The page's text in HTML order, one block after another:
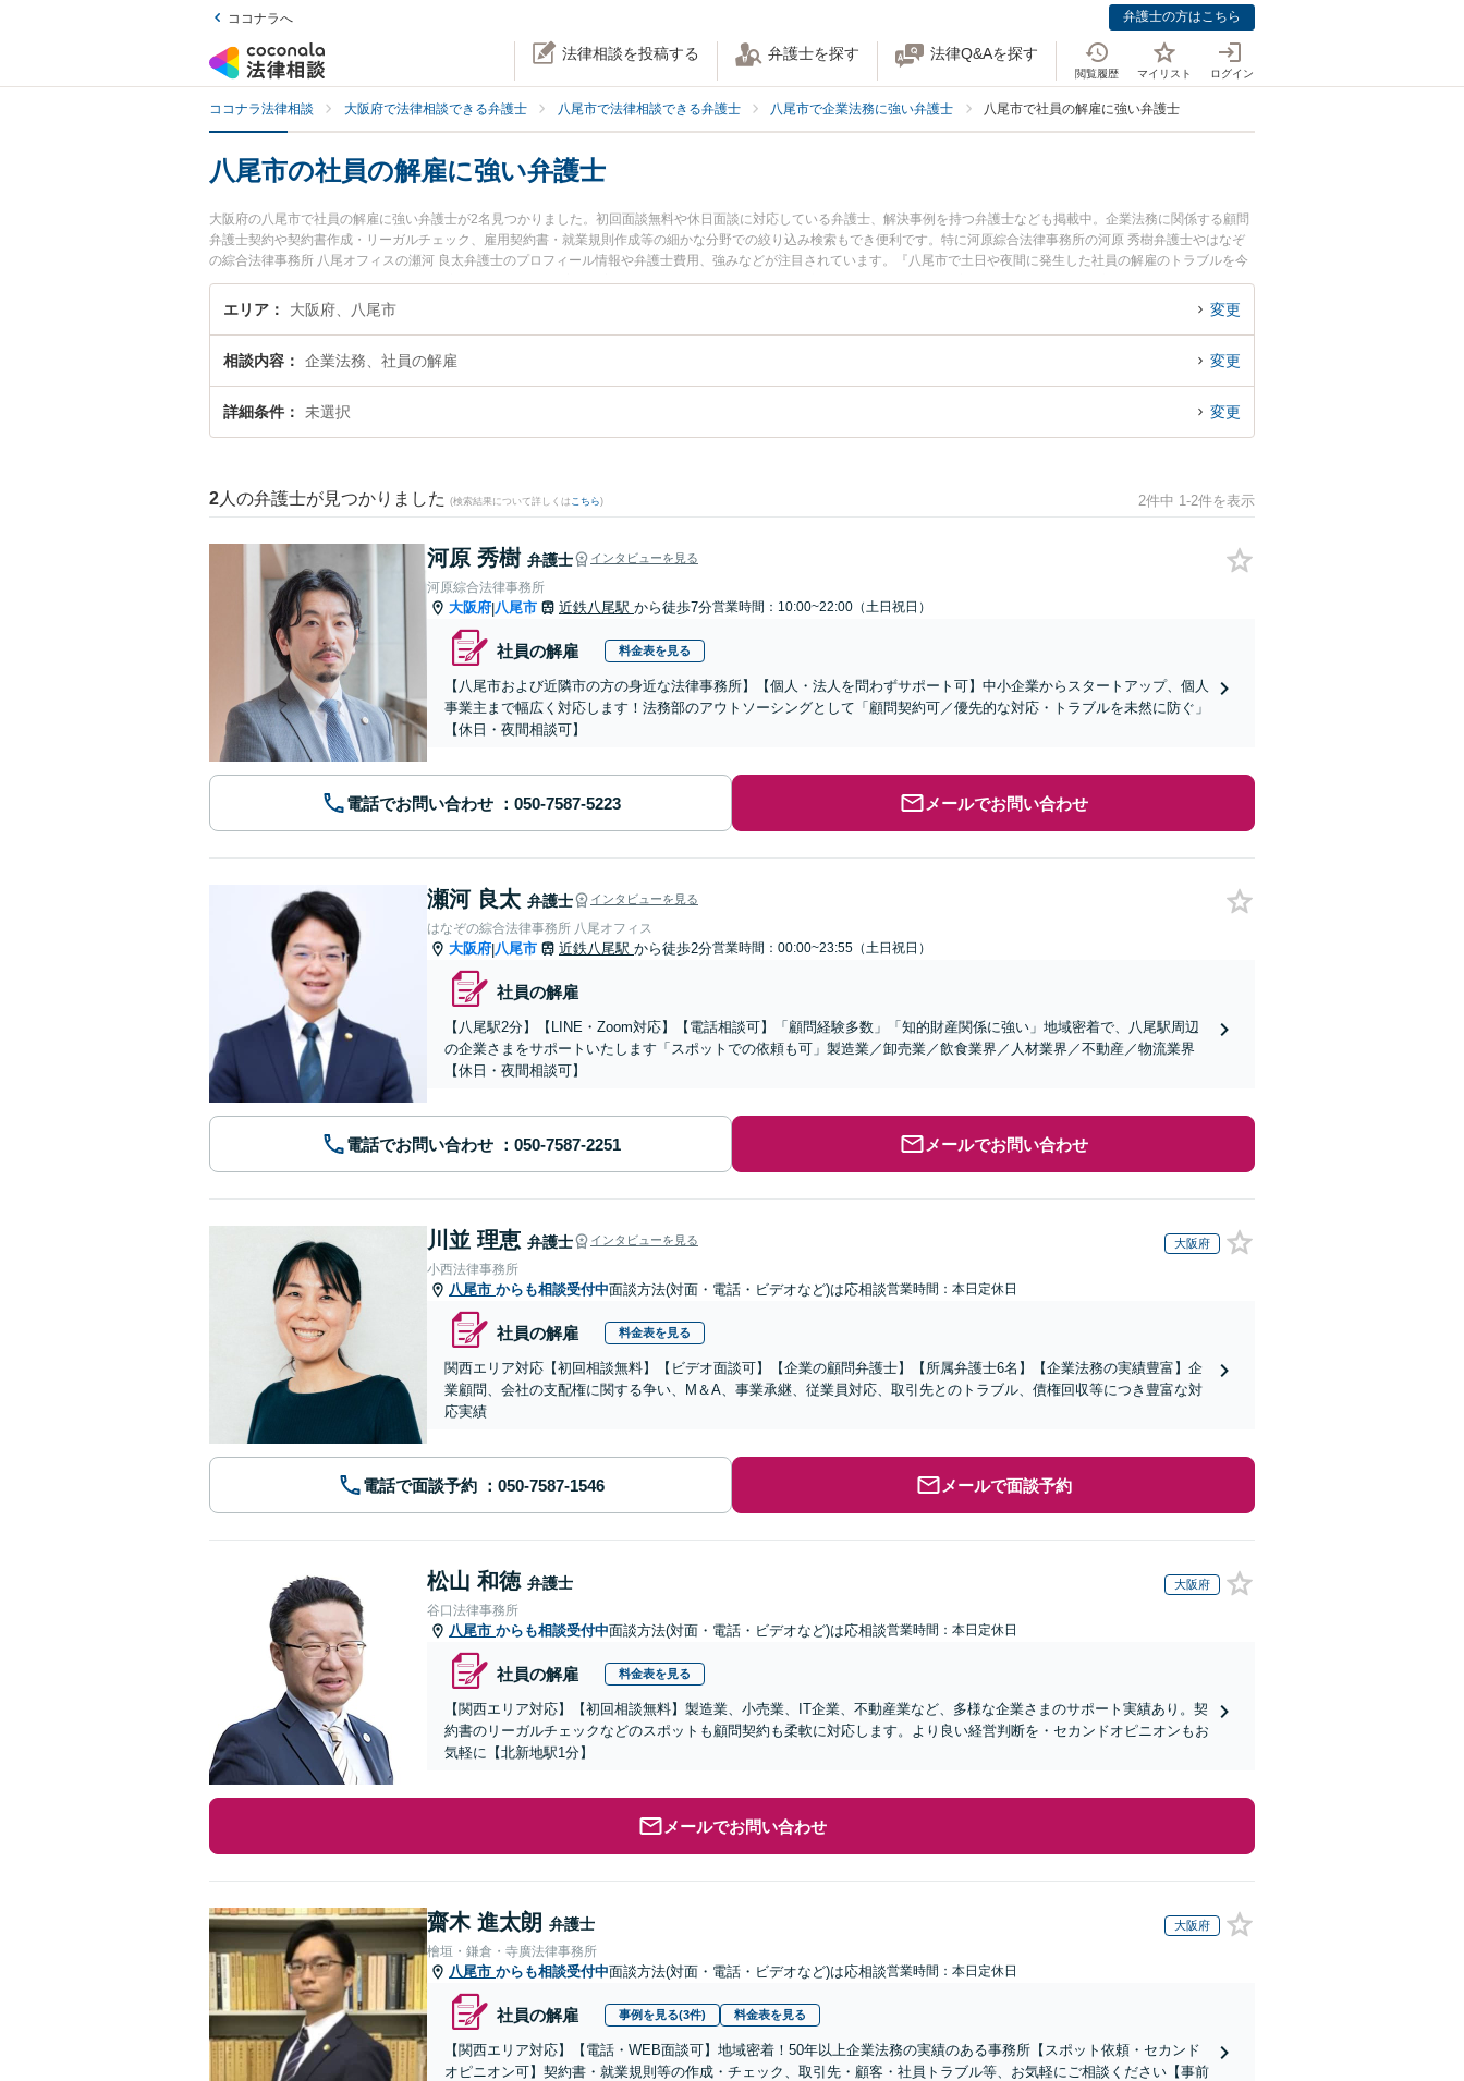
ココナラへ 弁護士の方はこちら
法律相談を投稿する 弁護士を探す 法律Q&Aを探す
閲覧履歴 マイリスト ログイン
ココナラ法律相談 大阪府で法律相談できる弁護士 八尾市で法律相談できる弁護士 八尾市で企業法務に強い弁護士 八尾市で社員の解雇に強い弁護士
八尾市の社員の解雇に強い弁護士
大阪府の八尾市で社員の解雇に強い弁護士が2名見つかりました。初回面談無料や休日面談に対応している弁護士、解決事例を持つ弁護士なども掲載中。企業法務に関係する顧問
弁護士契約や契約書作成・リーガルチェック、雇用契約書・就業規則作成等の細かな分野での絞り込み検索もでき便利です。特に河原綜合法律事務所の河原 秀樹弁護士やはなぞ
の綜合法律事務所 八尾オフィスの瀬河 良太弁護士のプロフィール情報や弁護士費用、強みなどが注目されています。『八尾市で土日や夜間に発生した社員の解雇のトラブルを今
すぐに弁護士に相談したい』『社員の解雇のトラブル解決の実績豊富な近くの弁護士を検索したい』『初回相談無料で社員の解雇を法律相談できる八尾市内の弁護士に相談予約し
たい』などでお困りの相談者さんにおすすめです。
エリア 大阪府、八尾市 変更
相談内容 企業法務、社員の解雇 変更
詳細条件 未選択 変更
2 人の弁護士が見つかりました (検索結果について詳しくは こちら) 2件中 1-2件を表示
河原 秀樹 弁護士 インタビューを見る
河原綜合法律事務所
大阪府|八尾市 近鉄八尾駅 から徒歩7分営業時間：10:00~22:00（土日祝日）
社員の解雇 料金表を見る
【八尾市および近隣市の方の身近な法律事務所】【個人・法人を問わずサポート可】中小企業からスタートアップ、個人
事業主まで幅広く対応します！法務部のアウトソーシングとして「顧問契約可／優先的な対応・トラブルを未然に防ぐ」
【休日・夜間相談可】
電話でお問い合わせ メールでお問い合わせ
瀬河 良太 弁護士 インタビューを見る
はなぞの綜合法律事務所 八尾オフィス
大阪府|八尾市 近鉄八尾駅 から徒歩2分営業時間：00:00~23:55（土日祝日）
社員の解雇
【八尾駅2分】【LINE・Zoom対応】【電話相談可】「顧問経験多数」「知的財産関係に強い」地域密着で、八尾駅周辺
の企業さまをサポートいたします「スポットでの依頼も可」製造業／卸売業／飲食業界／人材業界／不動産／物流業界
【休日・夜間相談可】
電話でお問い合わせ メールでお問い合わせ
川並 理恵 弁護士 インタビューを見る 大阪府
小西法律事務所
八尾市 からも相談受付中面談方法(対面・電話・ビデオなど)は応相談営業時間：本日定休日
社員の解雇 料金表を見る
関西エリア対応【初回相談無料】【ビデオ面談可】【企業の顧問弁護士】【所属弁護士6名】【企業法務の実績豊富】企
業顧問、会社の支配権に関する争い、M＆A、事業承継、従業員対応、取引先とのトラブル、債権回収等につき豊富な対
応実績
電話で面談予約 メールで面談予約
松山 和徳 弁護士 大阪府
谷口法律事務所
八尾市 からも相談受付中面談方法(対面・電話・ビデオなど)は応相談営業時間：本日定休日
社員の解雇 料金表を見る
【関西エリア対応】【初回相談無料】製造業、小売業、IT企業、不動産業など、多様な企業さまのサポート実績あり。契
約書のリーガルチェックなどのスポットも顧問契約も柔軟に対応します。より良い経営判断を・セカンドオピニオンもお
気軽に【北新地駅1分】
メールでお問い合わせ
齋木 進太朗 弁護士 大阪府
檜垣・鎌倉・寺廣法律事務所
八尾市 からも相談受付中面談方法(対面・電話・ビデオなど)は応相談営業時間：本日定休日
社員の解雇 事例を見る(3件) 料金表を見る
【関西エリア対応】【電話・WEB面談可】地域密着！50年以上企業法務の実績のある事務所【スポット依頼・セカンド
オピニオン可】契約書・就業規則等の作成・チェック、取引先・顧客・社員トラブル等、お気軽にご相談ください【事前